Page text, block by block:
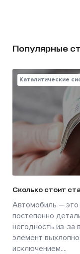
Популярные
Каталитические
Сколько стоит
Автомобиль – это
постепенно
негодность из-за
элемент
исключением....